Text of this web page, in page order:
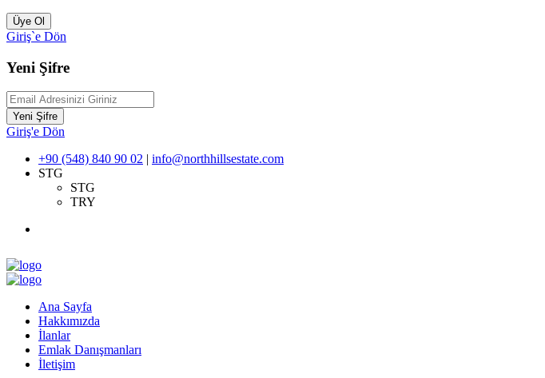
Üye Ol
Giriş`e Dön
Yeni Şifre
Yeni Şifre
Giriş'e Dön
+90 (548) 840 90 02 | info@northhillsestate.com
STG
STG
TRY
Ana Sayfa
Hakkımızda
İlanlar
Emlak Danışmanları
İletişim